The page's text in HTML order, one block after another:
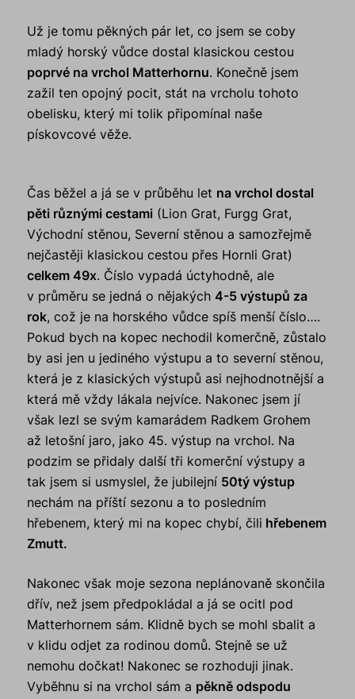
Už je tomu pěkných pár let, co jsem se coby
mladý horský vůdce dostal klasickou cestou
poprvé na vrchol Matterhornu. Konečně jsem
zažil ten opojný pocit, stát na vrcholu tohoto
obelisku, který mi tolik připomínal naše
pískovcové věže.
Čas běžel a já se v průběhu let na vrchol dostal
pěti různými cestami (Lion Grat, Furgg Grat,
Východní stěnou, Severní stěnou a samozřejmě
nejčastěji klasickou cestou přes Hornli Grat)
celkem 49x. Číslo vypadá úctyhodně, ale
v průměru se jedná o nějakých4-5 výstupů za
rok, což je na horského vůdce spíš menší číslo….
Pokud bych na kopec nechodil komerčně, zůstalo
by asi jen u jediného výstupu a to severní stěnou,
která je z klasických výstupů asi nejhodnotnější a
která mě vždy lákala nejvíce. Nakonec jsem jí
však lezl se svým kamarádem Radkem Grohem
až letošní jaro, jako 45. výstup na vrchol. Na
podzim se přidaly další tři komerční výstupy a
tak jsem si usmyslel, že jubilejní 50tý výstup
nechám na příští sezonu a to posledním
hřebenem, který mi na kopec chybí, čili hřebenem
Zmutt.
Nakonec však moje sezona neplánovaně skončila
dřív, než jsem předpokládal a já se ocitl pod
Matterhornem sám. Klidně bych se mohl sbalit a
v klidu odjet za rodinou domů. Stejně se už
nemohu dočkat! Nakonec se rozhoduji jinak.
Vyběhnu si na vrchol sám a pěkně odspodu